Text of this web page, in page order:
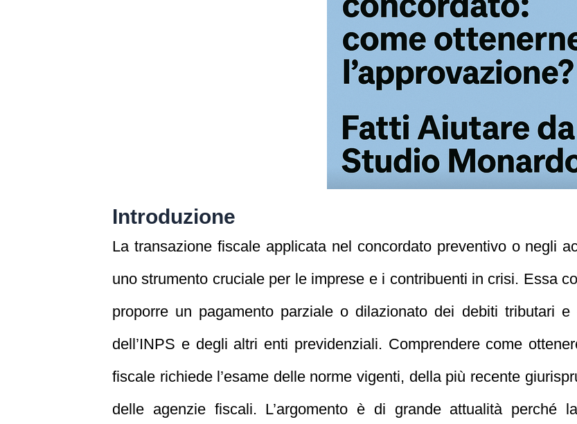
Introduzione
La transazione fiscale applicata nel concordato preventivo o negli
uno strumento cruciale per le imprese e i contribuenti in crisi. Essa
proporre un pagamento parziale o dilazionato dei debiti tributari e
dell’INPS e degli altri enti previdenziali. Comprendere come
fiscale richiede l’esame delle norme vigenti, della più recente
delle agenzie fiscali. L’argomento è di grande attualità perché